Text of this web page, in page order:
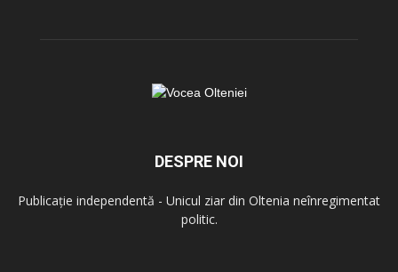
DESPRE NOI
Publicație independentă - Unicul ziar din Oltenia neînregimentat
politic.